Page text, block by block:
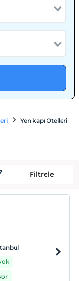
Yenikapı Otelleri
Filtrele